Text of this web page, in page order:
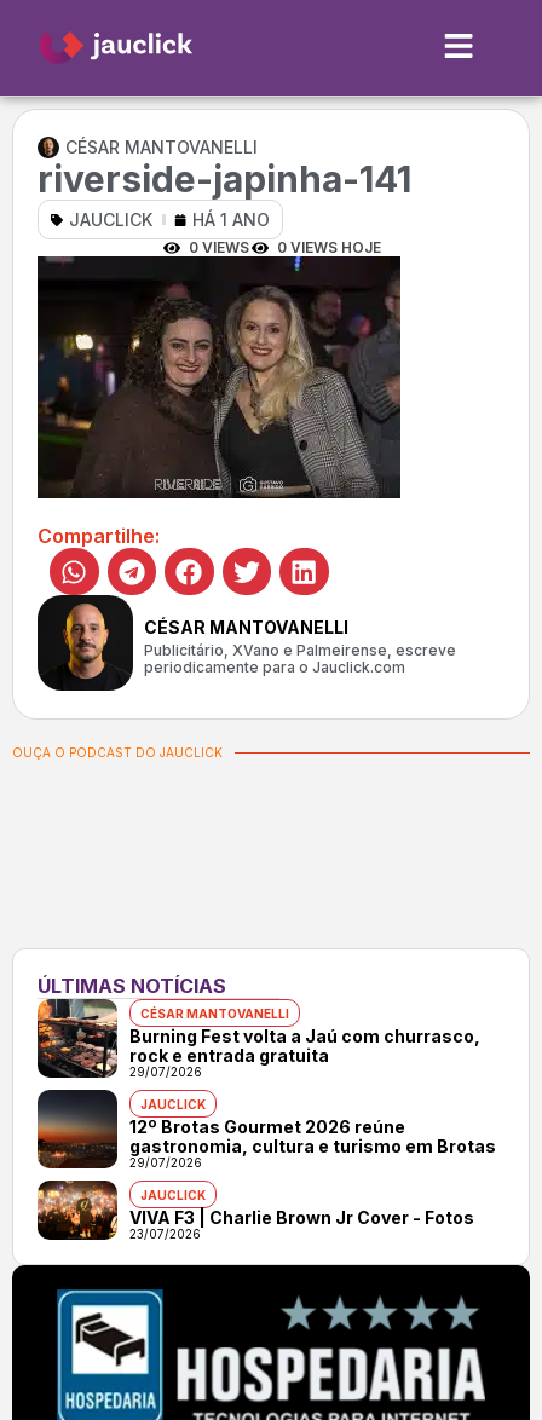
CÉSAR MANTOVANELLI
riverside-japinha-141
JAUCLICK HÁ 1 ANO
0 VIEWS 0 VIEWS HOJE
Compartilhe:
CÉSAR MANTOVANELLI
Publicitário, XVano e Palmeirense, escreve
periodicamente para o Jauclick.com
OUÇA O PODCAST DO JAUCLICK
ÚLTIMAS NOTÍCIAS
CÉSAR MANTOVANELLI
Burning Fest volta a Jaú com churrasco,
rock e entrada gratuita
29/07/2026
JAUCLICK
12º Brotas Gourmet 2026 reúne
gastronomia, cultura e turismo em Brotas
29/07/2026
JAUCLICK
VIVA F3 | Charlie Brown Jr Cover - Fotos
23/07/2026